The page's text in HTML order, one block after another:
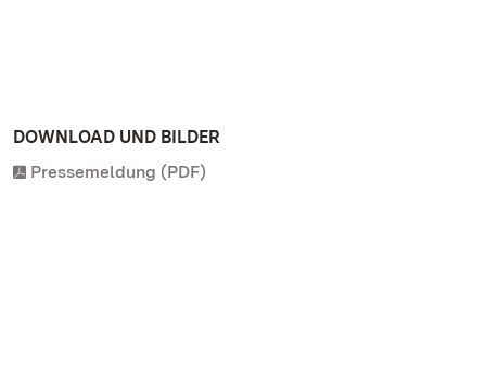
DOWNLOAD UND BILDER
Pressemeldung (PDF)